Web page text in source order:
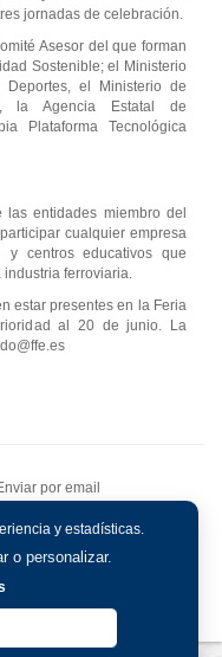
y estadísticas.
o personalizar.
jornadas de celebración.
Asesor del que forman
Sostenible; el Ministerio
Deportes, el Ministerio de
la Agencia Estatal de
Plataforma Tecnológica
entidades miembro del
cualquier empresa
centros educativos que
ferroviaria.
estar presentes en la Feria
al 20 de junio. La
por email